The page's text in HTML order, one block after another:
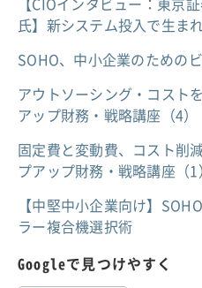
氏】新システム投入で生ま
SOHO、中小企業のための
アウトソーシング・コスト
アップ財務・戦略講座（4）
固定費と変動費、コスト削
プアップ財務・戦略講座（1）
【中堅中小企業向け】
ラー複合機選択術
Googleで見つけやすく